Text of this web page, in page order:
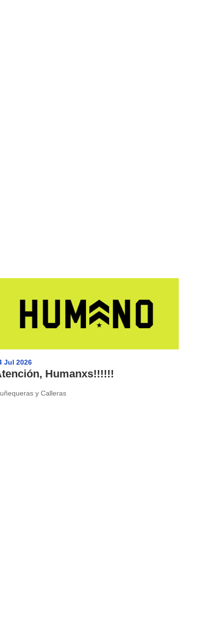
Jul 2026
Humanxs!!!!!!
y Calleras